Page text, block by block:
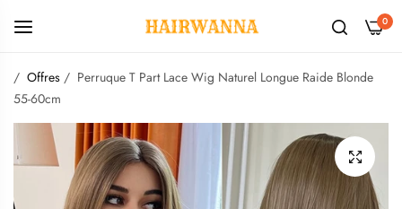
0
/ Offres / Perruque T Part Lace Wig Naturel Longue Raide Blonde
55-60cm